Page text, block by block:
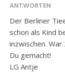
ANTWORTEN
Der Berliner
schon als Kind
inzwischen.
Du gemacht!
LG Antje